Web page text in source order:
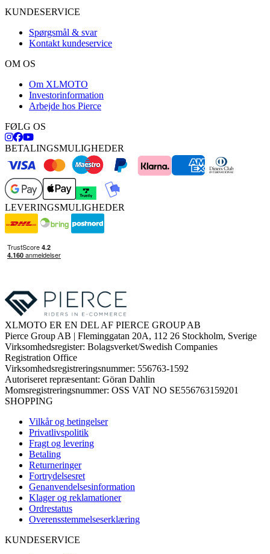
KUNDESERVICE
Spørgsmål & svar
Kontakt kundeservice
OM OS
Om XLMOTO
Investorinformation
Arbejde hos Pierce
FØLG OS
BETALINGSMULIGHEDER
LEVERINGSMULIGHEDER
XLMOTO ER EN DEL AF PIERCE GROUP AB
Pierce Group AB | Fleminggatan 20A, 112 26 Stockholm, Sverige
Virksomhedsregister: Bolagsverket/Swedish Companies
Registration Office
Virksomhedsregistreringsnummer: 556763-1592
Autoriseret repræsentant: Göran Dahlin
Momsregistreringsnummer: OSS VAT NO SE556763159201
SHOPPING
Vilkår og betingelser
Privatlivspolitik
Fragt og levering
Betaling
Returneringer
Fortrydelsesret
Genanvendelsesinformation
Klager og reklamationer
Ordrestatus
Overensstemmelseserklæring
KUNDESERVICE